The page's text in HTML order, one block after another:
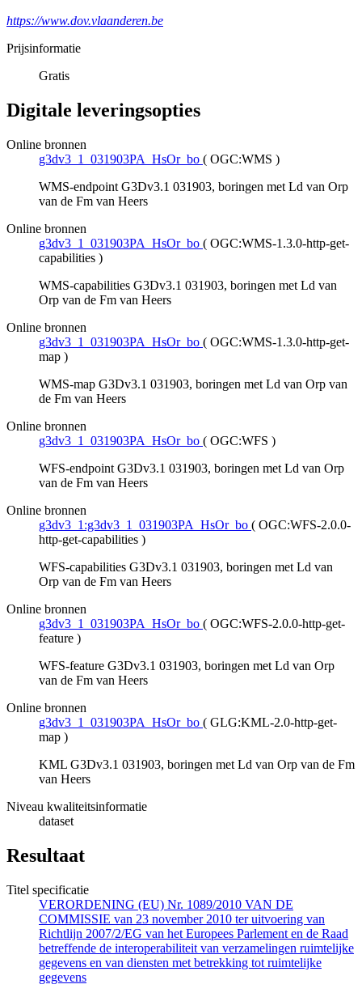
https://www.dov.vlaanderen.be
Prijsinformatie
Gratis
Digitale leveringsopties
Online bronnen
g3dv3_1_031903PA_HsOr_bo ( OGC:WMS )
WMS-endpoint G3Dv3.1 031903, boringen met Ld van Orp
van de Fm van Heers
Online bronnen
g3dv3_1_031903PA_HsOr_bo ( OGC:WMS-1.3.0-http-get-
capabilities )
WMS-capabilities G3Dv3.1 031903, boringen met Ld van
Orp van de Fm van Heers
Online bronnen
g3dv3_1_031903PA_HsOr_bo ( OGC:WMS-1.3.0-http-get-
map )
WMS-map G3Dv3.1 031903, boringen met Ld van Orp van
de Fm van Heers
Online bronnen
g3dv3_1_031903PA_HsOr_bo ( OGC:WFS )
WFS-endpoint G3Dv3.1 031903, boringen met Ld van Orp
van de Fm van Heers
Online bronnen
g3dv3_1:g3dv3_1_031903PA_HsOr_bo ( OGC:WFS-2.0.0-
http-get-capabilities )
WFS-capabilities G3Dv3.1 031903, boringen met Ld van
Orp van de Fm van Heers
Online bronnen
g3dv3_1_031903PA_HsOr_bo ( OGC:WFS-2.0.0-http-get-
feature )
WFS-feature G3Dv3.1 031903, boringen met Ld van Orp
van de Fm van Heers
Online bronnen
g3dv3_1_031903PA_HsOr_bo ( GLG:KML-2.0-http-get-
map )
KML G3Dv3.1 031903, boringen met Ld van Orp van de Fm
van Heers
Niveau kwaliteitsinformatie
dataset
Resultaat
Titel specificatie
VERORDENING (EU) Nr. 1089/2010 VAN DE
COMMISSIE van 23 november 2010 ter uitvoering van
Richtlijn 2007/2/EG van het Europees Parlement en de Raad
betreffende de interoperabiliteit van verzamelingen ruimtelijke
gegevens en van diensten met betrekking tot ruimtelijke
gegevens